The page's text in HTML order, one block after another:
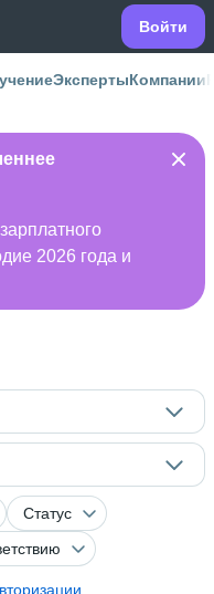
Войти
ЭкспертыКомпании
2026 года и
Статус